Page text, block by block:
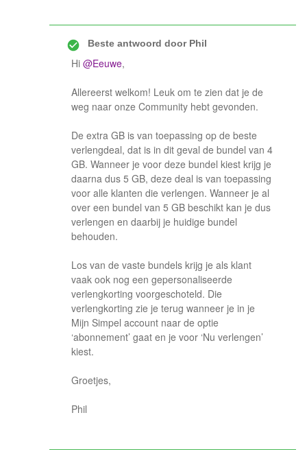
Beste antwoord doorPhil
Hi @Eeuwe,
Allereerst welkom! Leuk om te zien dat je de
weg naar onze Community hebt gevonden.
De extra GB is van toepassing op de beste
verlengdeal, dat is in dit geval de bundel van 4
GB. Wanneer je voor deze bundel kiest krijg je
daarna dus 5 GB, deze deal is van toepassing
voor alle klanten die verlengen. Wanneer je al
over een bundel van 5 GB beschikt kan je dus
verlengen en daarbij je huidige bundel
behouden.
Los van de vaste bundels krijg je als klant
vaak ook nog een gepersonaliseerde
verlengkorting voorgeschoteld. Die
verlengkorting zie je terug wanneer je in je
Mijn Simpel account naar de optie
‘abonnement’ gaat en je voor ‘Nu verlengen’
kiest.
Groetjes,
Phil